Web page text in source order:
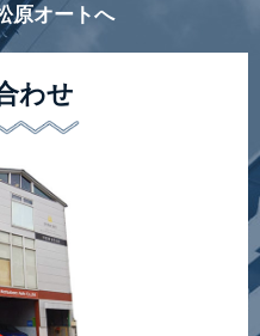
原オートへ
わせ